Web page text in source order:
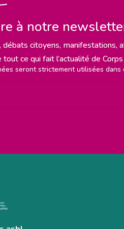
à notre
débats citoyens, manifestations,
ce qui fait l’actualité de
seront strictement utilisées dans